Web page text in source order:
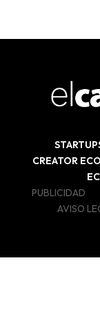
CREATOR
PUBLICIDAD
AVISO